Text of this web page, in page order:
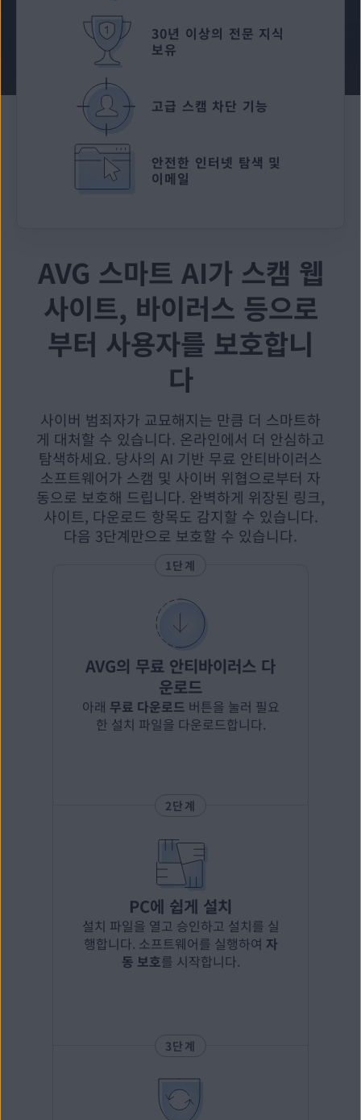
30년 이상의 전문 지식
보유
고급 스캠 차단 기능
안전한 인터넷 탐색 및
이메일
AVG 스마트 AI가 스캠 웹
사이트, 바이러스 등으로
부터 사용자를 보호합니
다
사이버 범죄자가 교묘해지는 만큼 더 스마트하
게 대처할 수 있습니다. 온라인에서 더 안심하고
탐색하세요. 당사의 AI 기반 무료 안티바이러스
소프트웨어가 스캠 및 사이버 위협으로부터 자
동으로 보호해 드립니다. 완벽하게 위장된 링크,
사이트, 다운로드 항목도 감지할 수 있습니다.
다음 3단계만으로 보호할 수 있습니다.
1단계
AVG의 무료 안티바이러스 다
운로드
아래 무료 다운로드 버튼을 눌러 필요
한 설치 파일을 다운로드합니다.
2단계
PC에 쉽게 설치
설치 파일을 열고 승인하고 설치를 실
행합니다. 소프트웨어를 실행하여 자
동 보호를 시작합니다.
3단계